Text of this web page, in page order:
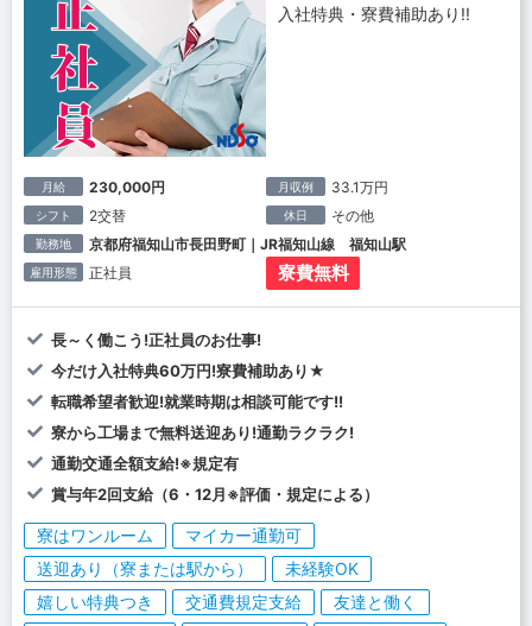
入社特典・寮費補助あり!!
月給 230,000円 月収例 33.1万円
シフト 2交替 休日 その他
勤務地 京都府福知山市長田野町｜JR福知山線 福知山駅
雇用形態 正社員 寮費無料
長～く働こう!正社員のお仕事!
今だけ入社特典60万円!寮費補助あり★
転職希望者歓迎!就業時期は相談可能です!!
寮から工場まで無料送迎あり!通勤ラクラク!
通勤交通全額支給!※規定有
賞与年2回支給（6・12月※評価・規定による）
寮はワンルーム
マイカー通勤可
送迎あり（寮または駅から）
未経験OK
嬉しい特典つき
交通費規定支給
友達と働く